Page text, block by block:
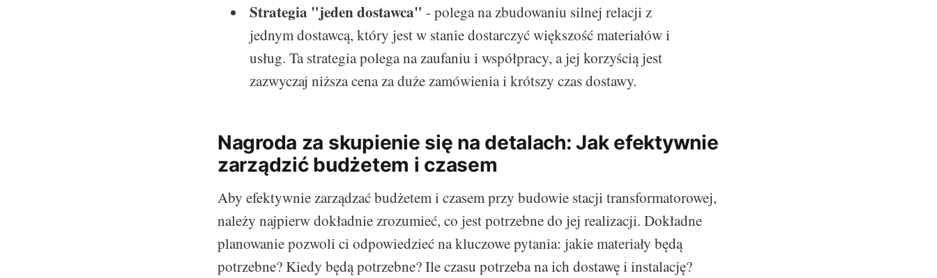
Strategia "jeden dostawca" - polega na zbudowaniu silnej relacji z
jednym dostawcą, który jest w stanie dostarczyć większość materiałów i
usług. Ta strategia polega na zaufaniu i współpracy, a jej korzyścią jest
zazwyczaj niższa cena za duże zamówienia i krótszy czas dostawy.
Nagroda za skupienie się na detalach: Jak efektywnie
zarządzić budżetem i czasem
Aby efektywnie zarządzać budżetem i czasem przy budowie stacji transformatorowej,
należy najpierw dokładnie zrozumieć, co jest potrzebne do jej realizacji. Dokładne
planowanie pozwoli ci odpowiedzieć na kluczowe pytania: jakie materiały będą
potrzebne? Kiedy będą potrzebne? Ile czasu potrzeba na ich dostawę i instalację?